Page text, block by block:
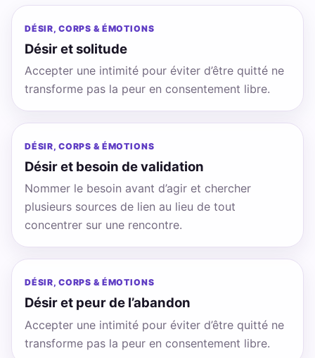
DÉSIR, CORPS & ÉMOTIONS
Désir et solitude
Accepter une intimité pour éviter d’être quitté ne
transforme pas la peur en consentement libre.
DÉSIR, CORPS & ÉMOTIONS
Désir et besoin de validation
Nommer le besoin avant d’agir et chercher
plusieurs sources de lien au lieu de tout
concentrer sur une rencontre.
DÉSIR, CORPS & ÉMOTIONS
Désir et peur de l’abandon
Accepter une intimité pour éviter d’être quitté ne
transforme pas la peur en consentement libre.